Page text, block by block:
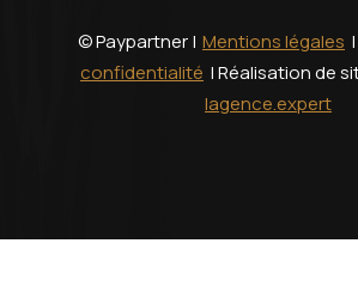
© Paypartner | Mentions légales |
confidentialité | Réalisation de
lagence.expert